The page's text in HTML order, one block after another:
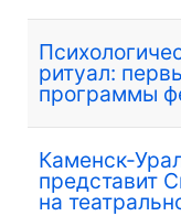
ритуал:
программы
представит
на